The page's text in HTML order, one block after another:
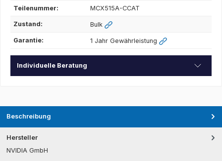
Teilenummer: MCX515A-CCAT
Zustand: Bulk
Garantie: 1 Jahr Gewährleistung
Individuelle Beratung
Beschreibung
Hersteller
NVIDIA GmbH